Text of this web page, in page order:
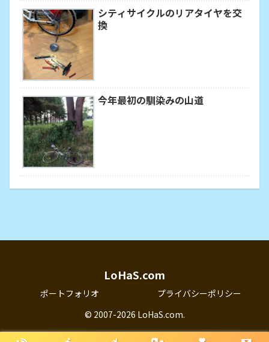
シティサイクルのリアタイヤを交
換
今年最初の馴染みの山道
LoHaS.com
ポートフォリオ
プライバシーポリシー
© 2007-2026 LoHaS.com.